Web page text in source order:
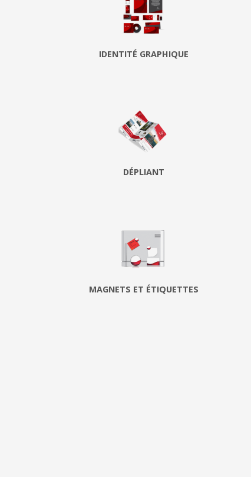
IDENTITÉ GRAPHIQUE
DÉPLIANT
MAGNETS ET ÉTIQUETTES